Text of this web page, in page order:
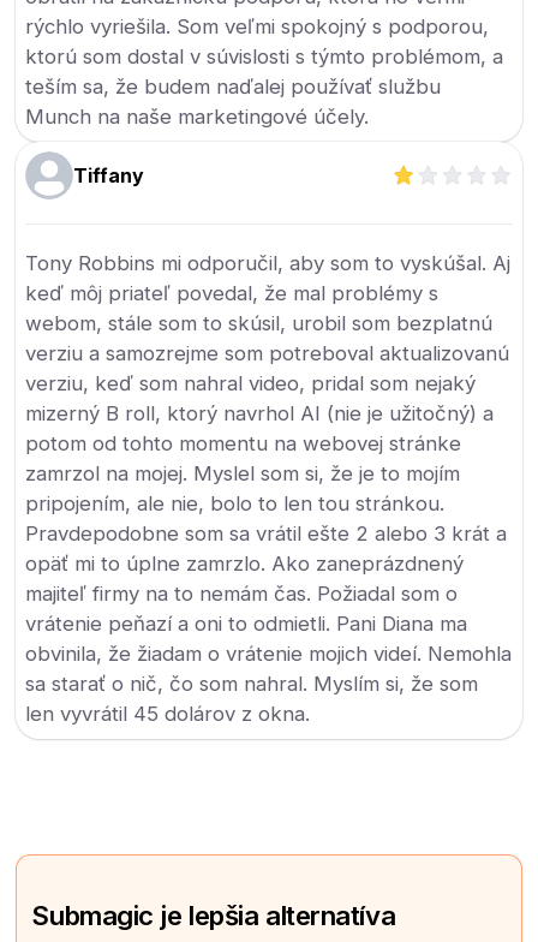
rýchlo vyriešila. Som veľmi spokojný s podporou,
ktorú som dostal v súvislosti s týmto problémom, a
teším sa, že budem naďalej používať službu
Munch na naše marketingové účely.
Tiffany
Tony Robbins mi odporučil, aby som to vyskúšal. Aj
keď môj priateľ povedal, že mal problémy s
webom, stále som to skúsil, urobil som bezplatnú
verziu a samozrejme som potreboval aktualizovanú
verziu, keď som nahral video, pridal som nejaký
mizerný B roll, ktorý navrhol AI (nie je užitočný) a
potom od tohto momentu na webovej stránke
zamrzol na mojej. Myslel som si, že je to mojím
pripojením, ale nie, bolo to len tou stránkou.
Pravdepodobne som sa vrátil ešte 2 alebo 3 krát a
opäť mi to úplne zamrzlo. Ako zaneprázdnený
majiteľ firmy na to nemám čas. Požiadal som o
vrátenie peňazí a oni to odmietli. Pani Diana ma
obvinila, že žiadam o vrátenie mojich videí. Nemohla
sa starať o nič, čo som nahral. Myslím si, že som
len vyvrátil 45 dolárov z okna.
Submagic je lepšia alternatíva